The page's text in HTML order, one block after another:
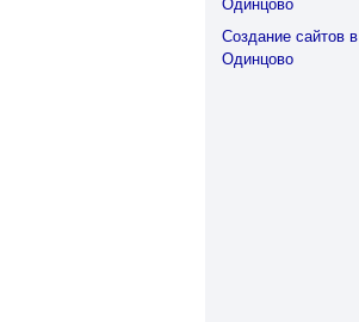
Одинцово
Создание сайтов в
Одинцово